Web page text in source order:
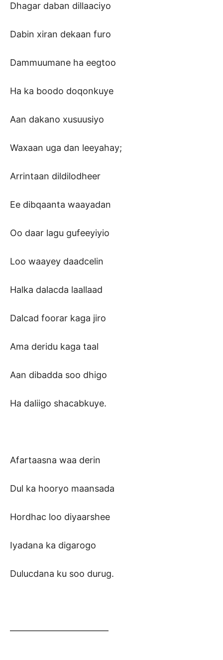
Dhagar daban dillaaciyo
Dabin xiran dekaan furo
Dammuumane ha eegtoo
Ha ka boodo doqonkuye
Aan dakano xusuusiyo
Waxaan uga dan leeyahay;
Arrintaan dildilodheer
Ee dibqaanta waayadan
Oo daar lagu gufeeyiyio
Loo waayey daadcelin
Halka dalacda laallaad
Dalcad foorar kaga jiro
Ama deridu kaga taal
Aan dibadda soo dhigo
Ha daliigo shacabkuye.
Afartaasna waa derin
Dul ka hooryo maansada
Hordhac loo diyaarshee
Iyadana ka digarogo
Dulucdana ku soo durug.
———————————